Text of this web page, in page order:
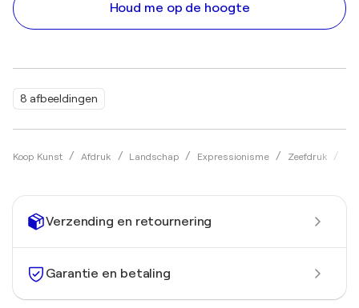
8 afbeeldingen
Koop Kunst Afdruk Landschap Expressionisme Zeefdruk
Houd me op de hoogte
Verzending en retournering
Garantie en betaling